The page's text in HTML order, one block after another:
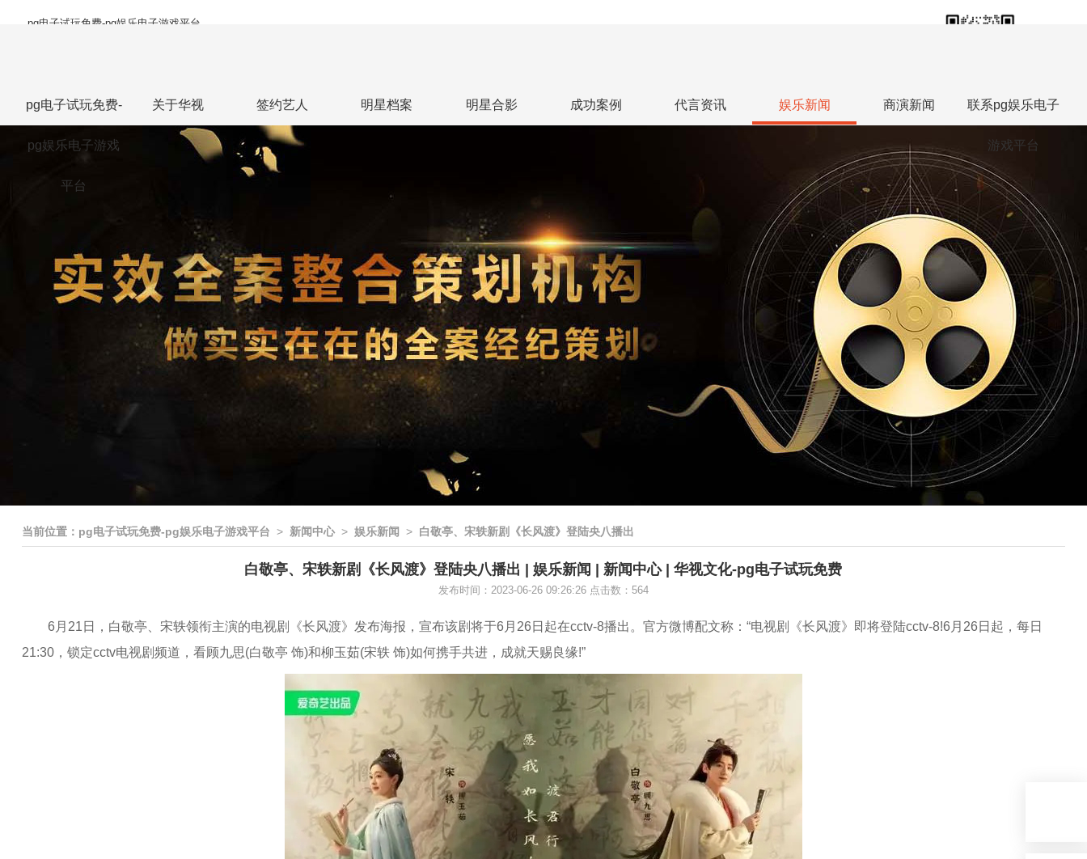
pg电子试玩免费-pg娱乐电子游戏平台
pg电子试玩免费-
pg娱乐电子游戏
平台
关于华视 签约艺人 明星档案 明星合影 成功案例 代言资讯 娱乐新闻 商演新闻 联系pg娱乐电子
游戏平台
当前位置： pg电子试玩免费-pg娱乐电子游戏平台 > 新闻中心 > 娱乐新闻 > 白敬亭、宋轶新剧《长风渡》登陆央八播出
白敬亭、宋轶新剧《长风渡》登陆央八播出 | 娱乐新闻 | 新闻中心 | 华视文化-pg电子试玩免费
发布时间：2023-06-26 09:26:26 点击数：564
6月21日，白敬亭、宋轶领衔主演的电视剧《长风渡》发布海报，宣布该剧将于6月26日起在cctv-8播出。官方微博配文称：“电视剧《长风渡》即将登陆cctv-8!6月26日起，每日
21:30，锁定cctv电视剧频道，看顾九思(白敬亭 饰)和柳玉茹(宋轶 饰)如何携手共进，成就天赐良缘!”